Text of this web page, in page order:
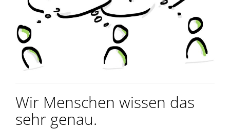
Wir Menschen wissen das
sehr genau.